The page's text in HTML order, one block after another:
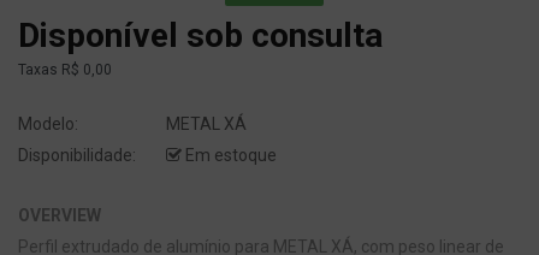
Disponível sob consulta
Taxas R$ 0,00
Modelo:
METAL XÁ
Disponibilidade:
Em estoque
OVERVIEW
Perfil extrudado de alumínio para METAL XÁ, com peso linear de